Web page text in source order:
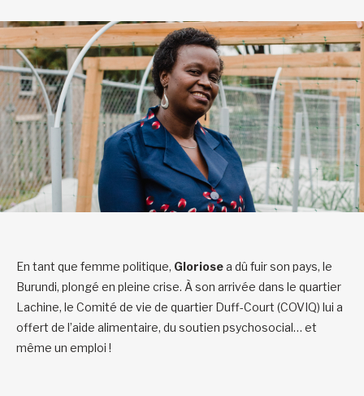
En tant que femme politique, Gloriosea dû fuir son pays, le
Burundi, plongé en pleine crise. À son arrivée dans le quartier
Lachine, le Comité de vie de quartier Duff-Court (COVIQ) lui a
offert de l’aide alimentaire, du soutien psychosocial… et
même un emploi !